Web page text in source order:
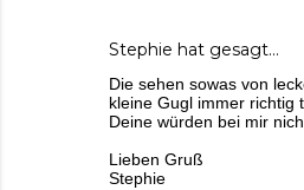
Stephie hat gesagt…
Die sehen sowas von
kleine Gugl immer richtig
Deine würden bei mir
Lieben Gruß
Stephie